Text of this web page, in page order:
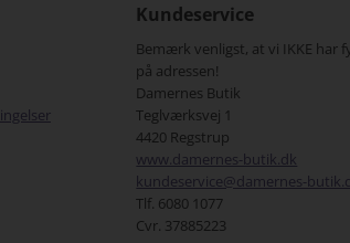
Kundeservice
Bemærk venligst, at vi IKKE har
på adressen!
Damernes Butik
Teglværksvej 1
4420 Regstrup
www.damernes-butik.dk
kundeservice@damernes-
Tlf. 6080 1077
Cvr. 37885223
hurtig og god ekspedition
Jeres hjemmeside er
godt bygget op.
Jeg har allerede i dag
jer, fantastisk hurtigt,
målskema, noget jeg
som I siger, de
forskellige mål. Alle 4
dag passer perfekt,
sidste gang I hører fra